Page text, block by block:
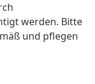
werden. Bitte
und pflegen